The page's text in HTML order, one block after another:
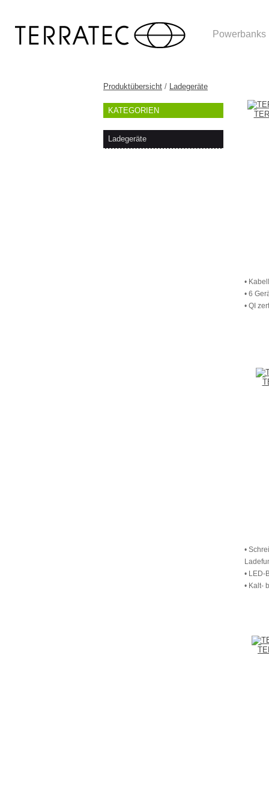
Powerbanks
Produktübersicht / Ladegeräte
KATEGORIEN
Ladegeräte
•
• 6
• QI
•
• LED-
• Kalt-